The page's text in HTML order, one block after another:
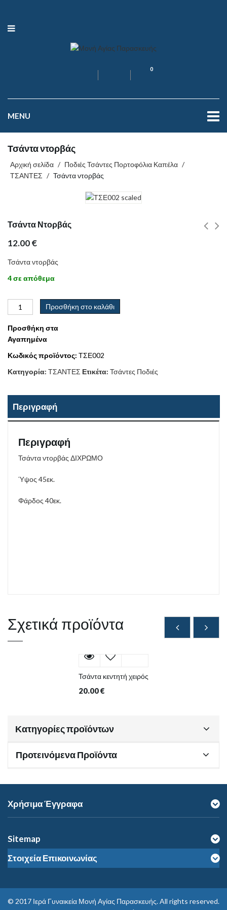
0
MENU
Τσάντα ντορβάς
Αρχική σελίδα / Ποδιές Τσάντες Πορτοφόλια Καπέλα /
ΤΣΑΝΤΕΣ / Τσάντα ντορβάς
Τσάντα Ντορβάς
12.00€
Τσάντα ντορβάς
4 σε απόθεμα
Προσθήκη στο καλάθι
Προσθήκη στα
Αγαπημένα
Κωδικός προϊόντος: ΤΣΕ002
Κατηγορία: ΤΣΑΝΤΕΣ Ετικέτα: Τσάντες Ποδιές
Περιγραφή
Περιγραφή
Τσάντα ντορβάς ΔΙΧΡΩΜΟ
Ύψος 45εκ.
Φάρδος 40εκ.
Σχετικά προϊόντα
Τσάντα κεντητή χειρός
20.00€
Κατηγορίες προϊόντων
Προτεινόμενα Προϊόντα
Χρήσιμα Έγγραφα
Sitemap
Στοιχεία Επικοινωνίας
© 2017 Ιερά Γυναικεία Μονή Αγίας Παρασκευής. All rights reserved.